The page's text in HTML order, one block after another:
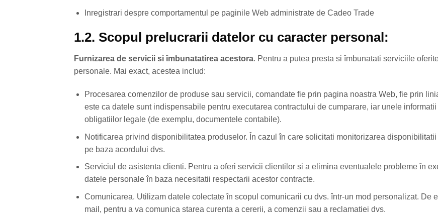
Inregistrari despre comportamentul pe paginile Web administrate de Cadeo Trade
1.2. Scopul prelucrarii datelor cu caracter personal:
Furnizarea de servicii si îmbunatatirea acestora. Pentru a putea presta si îmbunatati serviciile
personale. Mai exact, acestea includ:
Procesarea comenzilor de produse sau servicii, comandate fie prin pagina noastra Web, fie prin
este ca datele sunt indispensabile pentru executarea contractului de cumparare, iar unele
obligatiilor legale (de exemplu, documentele contabile).
Notificarea privind disponibilitatea produselor. În cazul în care solicitati monitorizarea
pe baza acordului dvs.
Serviciul de asistenta clienti. Pentru a oferi servicii clientilor si a elimina eventualele probleme în
datele personale în baza necesitatii respectarii acestor contracte.
Comunicarea. Utilizam datele colectate în scopul comunicarii cu dvs. într-un mod personalizat. De
mail, pentru a va comunica starea curenta a cererii, a comenzii sau a reclamatiei dvs.